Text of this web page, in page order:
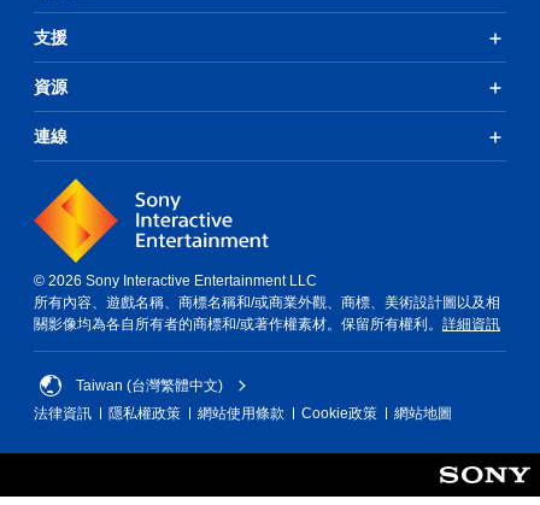
支援
資源
連線
© 2026 Sony Interactive Entertainment LLC
所有內容、遊戲名稱、商標名稱和/或商業外觀、商標、美術設計圖以及相
關影像均為各自所有者的商標和/或著作權素材。保留所有權利。 詳細資訊
Taiwan (台灣繁體中文)
法律資訊
隱私權政策 網站使用條款 Cookie政策 網站地圖